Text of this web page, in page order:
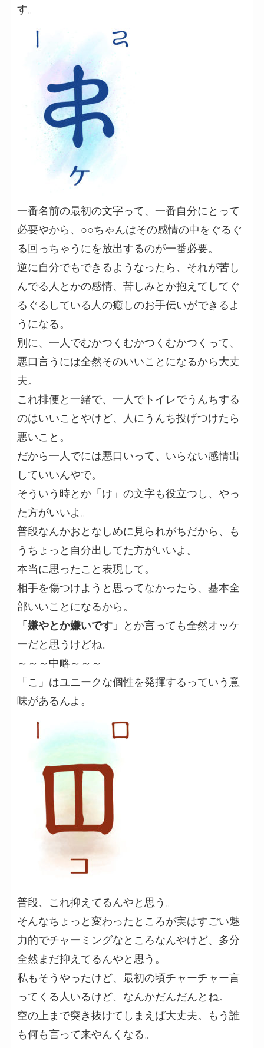
す。
一番名前の最初の文字って、一番自分にとって
必要やから、○○ちゃんはその感情の中をぐるぐ
る回っちゃうにを放出するのが一番必要。
逆に自分でもできるようなったら、それが苦し
んでる人とかの感情、苦しみとか抱えてしてぐ
るぐるしている人の癒しのお手伝いができるよ
うになる。
別に、一人でむかつくむかつくむかつくって、
悪口言うには全然そのいいことになるから大丈
夫。
これ排便と一緒で、一人でトイレでうんちする
のはいいことやけど、人にうんち投げつけたら
悪いこと。
だから一人でには悪口いって、いらない感情出
していいんやで。
そういう時とか「け」の文字も役立つし、やっ
た方がいいよ。
普段なんかおとなしめに見られがちだから、も
うちょっと自分出してた方がいいよ。
本当に思ったこと表現して。
相手を傷つけようと思ってなかったら、基本全
部いいことになるから。
「嫌やとか嫌いです」
とか言っても全然オッケ
ーだと思うけどね。
～～～中略～～～
「こ」はユニークな個性を発揮するっていう意
味があるんよ。
普段、これ抑えてるんやと思う。
そんなちょっと変わったところが実はすごい魅
力的でチャーミングなところなんやけど、多分
全然まだ抑えてるんやと思う。
私もそうやったけど、最初の頃チャーチャー言
ってくる人いるけど、なんかだんだんとね。
空の上まで突き抜けてしまえば大丈夫。もう誰
も何も言って来やんくなる。